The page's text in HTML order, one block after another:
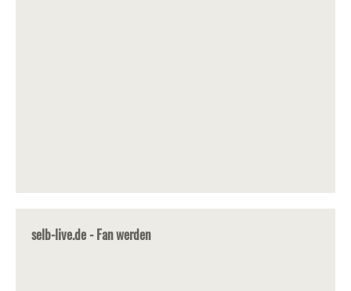
selb-live.de - Fan werden